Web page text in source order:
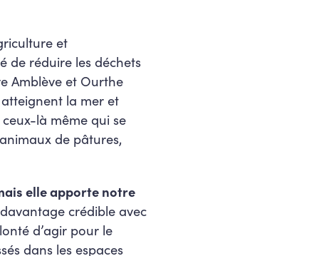
et
de réduire les déchets
Amblève et Ourthe
atteignent la mer et
là même qui se
de pâtures,
elle apporte notre
crédible avec
d’agir pour le
dans les espaces